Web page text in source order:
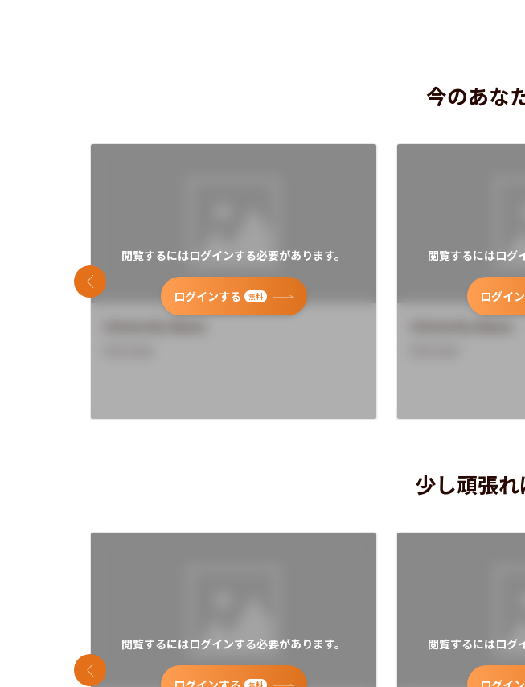
今のあな
閲覧するにはログインする必要があります。
ログインする 無料
閲覧するにはログ
ログイ
前のスライド
少し頑張
閲覧するにはログインする必要があります。
無料
閲覧するにはログ
前のスライド